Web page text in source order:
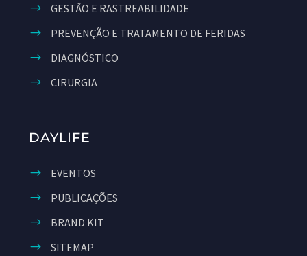
GESTÃO E RASTREABILIDADE
PREVENÇÃO E TRATAMENTO DE FERIDAS
DIAGNÓSTICO
CIRURGIA
DAYLIFE
EVENTOS
PUBLICAÇÕES
BRAND KIT
SITEMAP